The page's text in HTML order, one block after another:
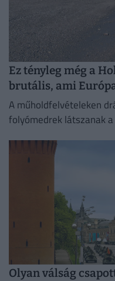
Ez tényleg még a
brutális, ami
A műholdfelvételeken
folyómedrek látszanak
felszín alatti
Olyan válság